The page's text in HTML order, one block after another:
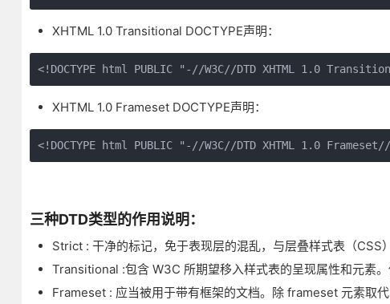
XHTML 1.0 Transitional DOCTYPE声明：
<!DOCTYPE html PUBLIC "-//W3C//DTD XHTML 1.0
XHTML 1.0 Frameset DOCTYPE声明：
<!DOCTYPE html PUBLIC "-//W3C//DTD XHTML 1.0
三种DTD类型的作用说明：
Strict : 干净的标记，免于表现层的混乱，与层叠样式表（CSS
Transitional :包含 W3C 所期望移入样式表的呈现属性和元素
Frameset : 应当被用于带有框架的文档。除 frameset 元素取